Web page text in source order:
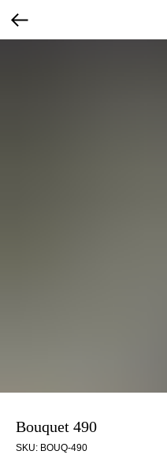
Bouquet 490
SKU: BOUQ-490